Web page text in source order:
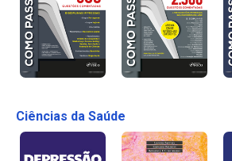
Ciências da Saúde